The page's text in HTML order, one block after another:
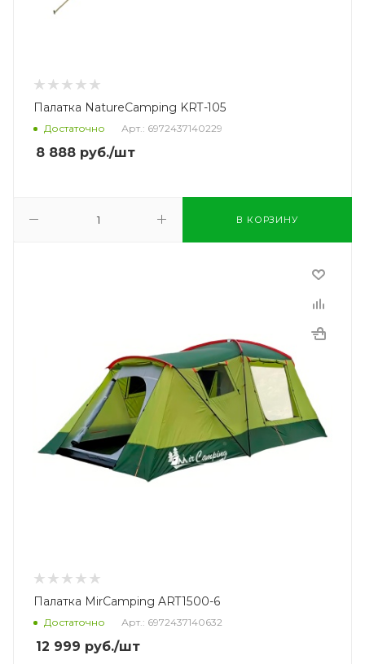
Палатка NatureCamping KRT-105
Достаточно Арт.: 6972437140229
8 888 руб./шт
В КОРЗИНУ
Палатка MirCamping ART1500-6
Достаточно Арт.: 6972437140632
12 999 руб./шт